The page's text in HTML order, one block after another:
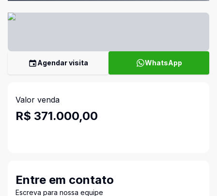
Agendar visita WhatsApp
Valor venda
R$ 371.000,00
Entre em contato
Escreva para nossa equipe